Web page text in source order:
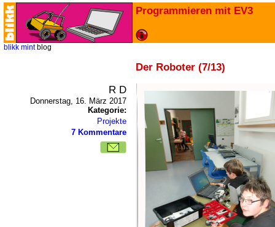
Programmieren mit EV3
blikk mint blog
Der Roboter (7/13)
R D
Donnerstag, 16. März 2017
Kategorie:
Projekte
7 Kommentare